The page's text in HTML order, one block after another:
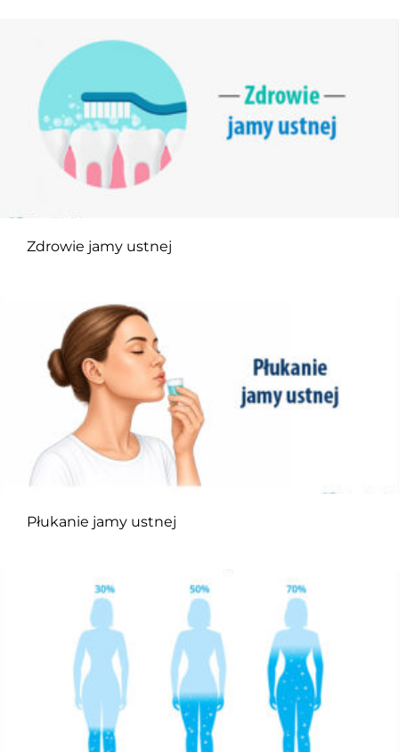
Zdrowie jamy ustnej
Płukanie jamy ustnej